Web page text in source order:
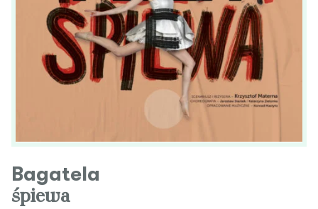
Bagatela
śpiewa